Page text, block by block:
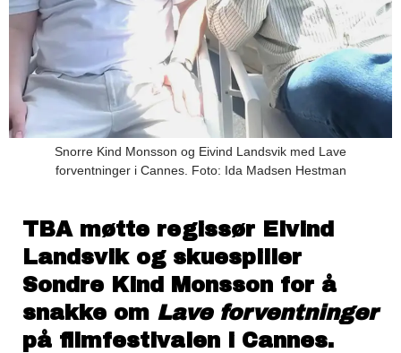
Snorre Kind Monsson og Eivind Landsvik med Lave
forventninger i Cannes. Foto: Ida Madsen Hestman
TBA møtte regissør Eivind
Landsvik og skuespiller
Sondre Kind Monsson for å
snakke om Lave forventninger
på filmfestivalen i Cannes.